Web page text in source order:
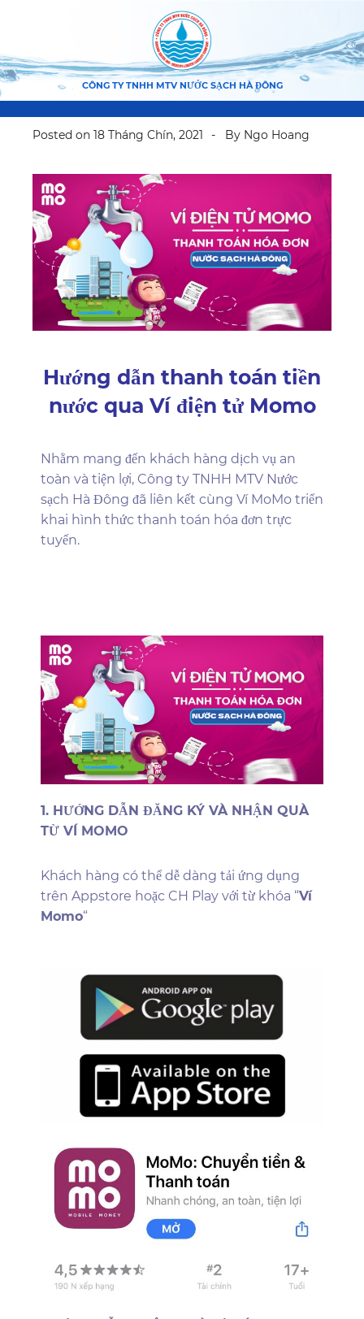
CÔNG TY TNHH MTV NƯỚC SẠCH HÀ ĐÔNG
Posted on 18 Tháng Chín, 2021 By Ngo Hoang
Hướng dẫn thanh toán tiền
nước qua Ví điện tử Momo
Nhằm mang đến khách hàng dịch vụ an
toàn và tiện lợi, Công ty TNHH MTV Nước
sạch Hà Đông đã liên kết cùng Ví MoMo triển
khai hình thức thanh toán hóa đơn trực
tuyến.
1. HƯỚNG DẪN ĐĂNG KÝ VÀ NHẬN QUÀ
TỪ VÍ MOMO
Khách hàng có thể dễ dàng tải ứng dụng
trên Appstore hoặc CH Play với từ khóa “Ví
Momo“